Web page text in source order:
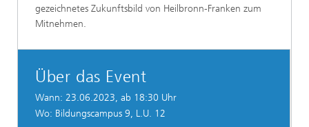
gezeichnetes Zukunftsbild von Heilbronn-Franken zum
Mitnehmen.
Über das Event
Wann: 23.06.2023, ab 18:30 Uhr
Wo: Bildungscampus 9, L.U. 12